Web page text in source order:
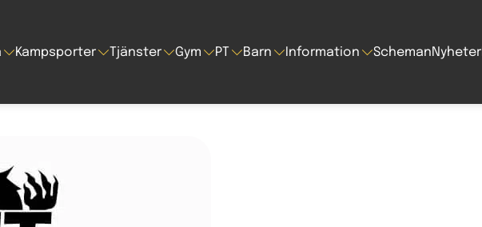
Kampsporter Tjänster Gym PT Barn Information SchemanNyheter